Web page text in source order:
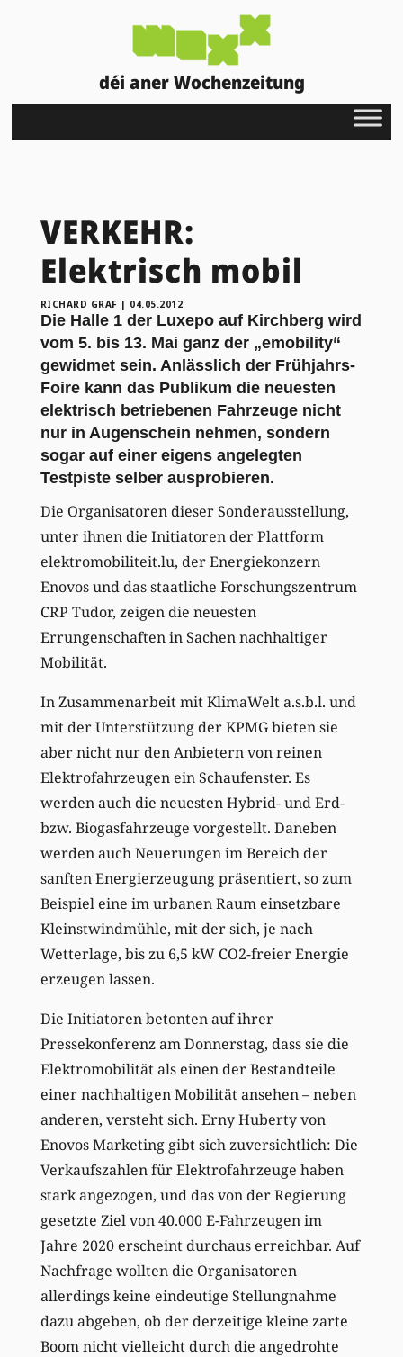
déi aner Wochenzeitung
VERKEHR:
Elektrisch mobil
RICHARD GRAF | 04.05.2012
Die Halle 1 der Luxepo auf Kirchberg wird
vom 5. bis 13. Mai ganz der „emobility“
gewidmet sein. Anlässlich der Frühjahrs-
Foire kann das Publikum die neuesten
elektrisch betriebenen Fahrzeuge nicht
nur in Augenschein nehmen, sondern
sogar auf einer eigens angelegten
Testpiste selber ausprobieren.
Die Organisatoren dieser Sonderausstellung,
unter ihnen die Initiatoren der Plattform
elektromobiliteit.lu, der Energiekonzern
Enovos und das staatliche Forschungszentrum
CRP Tudor, zeigen die neuesten
Errungenschaften in Sachen nachhaltiger
Mobilität.
In Zusammenarbeit mit KlimaWelt a.s.b.l. und
mit der Unterstützung der KPMG bieten sie
aber nicht nur den Anbietern von reinen
Elektrofahrzeugen ein Schaufenster. Es
werden auch die neuesten Hybrid- und Erd-
bzw. Biogasfahrzeuge vorgestellt. Daneben
werden auch Neuerungen im Bereich der
sanften Energierzeugung präsentiert, so zum
Beispiel eine im urbanen Raum einsetzbare
Kleinstwindmühle, mit der sich, je nach
Wetterlage, bis zu 6,5 kW CO2-freier Energie
erzeugen lassen.
Die Initiatoren betonten auf ihrer
Pressekonferenz am Donnerstag, dass sie die
Elektromobilität als einen der Bestandteile
einer nachhaltigen Mobilität ansehen – neben
anderen, versteht sich. Erny Huberty von
Enovos Marketing gibt sich zuversichtlich: Die
Verkaufszahlen für Elektrofahrzeuge haben
stark angezogen, und das von der Regierung
gesetzte Ziel von 40.000 E-Fahrzeugen im
Jahre 2020 erscheint durchaus erreichbar. Auf
Nachfrage wollten die Organisatoren
allerdings keine eindeutige Stellungnahme
dazu abgeben, ob der derzeitige kleine zarte
Boom nicht vielleicht durch die angedrohte